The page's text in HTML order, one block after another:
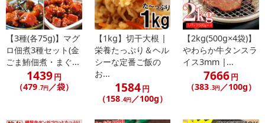
【3種(各75g)】マグ
ロ佃煮3種セット(金
ごま鮪佃煮・まぐ...
1439円
（479.7円／袋）
【1kg】切干大根 |
栄養たっぷり＆ヘル
シーな定番ご飯の
お...
1584円
（158.4円／100g）
【2kg(500g×4袋)】
やわらか牛タンスラ
イス3mm |...
7666円
（383.3円／100g）